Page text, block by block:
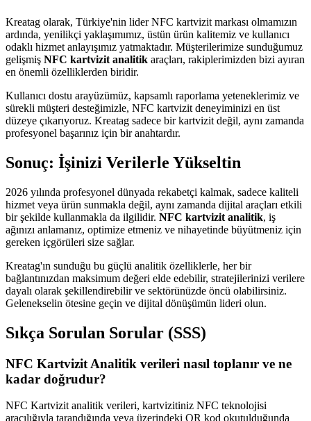
Kreatag olarak, Türkiye'nin lider NFC kartvizit markası olmamızın
ardında, yenilikçi yaklaşımımız, üstün ürün kalitemiz ve kullanıcı
odaklı hizmet anlayışımız yatmaktadır. Müşterilerimize sunduğumuz
gelişmiş NFC kartvizit analitik araçları, rakiplerimizden bizi ayıran
en önemli özelliklerden biridir.
Kullanıcı dostu arayüzümüz, kapsamlı raporlama yeteneklerimiz ve
sürekli müşteri desteğimizle, NFC kartvizit deneyiminizi en üst
düzeye çıkarıyoruz. Kreatag sadece bir kartvizit değil, aynı zamanda
profesyonel başarınız için bir anahtardır.
Sonuç: İşinizi Verilerle Yükseltin
2026 yılında profesyonel dünyada rekabetçi kalmak, sadece kaliteli
hizmet veya ürün sunmakla değil, aynı zamanda dijital araçları etkili
bir şekilde kullanmakla da ilgilidir. NFC kartvizit analitik, iş
ağınızı anlamanız, optimize etmeniz ve nihayetinde büyütmeniz için
gereken içgörüleri size sağlar.
Kreatag'ın sunduğu bu güçlü analitik özelliklerle, her bir
bağlantınızdan maksimum değeri elde edebilir, stratejilerinizi verilere
dayalı olarak şekillendirebilir ve sektörünüzde öncü olabilirsiniz.
Gelenekselin ötesine geçin ve dijital dönüşümün lideri olun.
Sıkça Sorulan Sorular (SSS)
NFC Kartvizit Analitik verileri nasıl toplanır ve ne
kadar doğrudur?
NFC Kartvizit analitik verileri, kartvizitiniz NFC teknolojisi
aracılığıyla tarandığında veya üzerindeki QR kod okutulduğunda